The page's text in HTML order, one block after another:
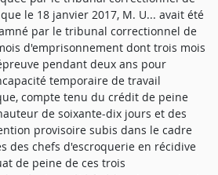
le 18 janvier 2017, M. U... avait été
par le tribunal correctionnel de
d'emprisonnement dont trois mois
pendant deux ans pour
temporaire de travail
compte tenu du crédit de peine
de soixante-dix jours et des
provisoire subis dans le cadre
des chefs d'escroquerie en récidive
de peine de ces trois